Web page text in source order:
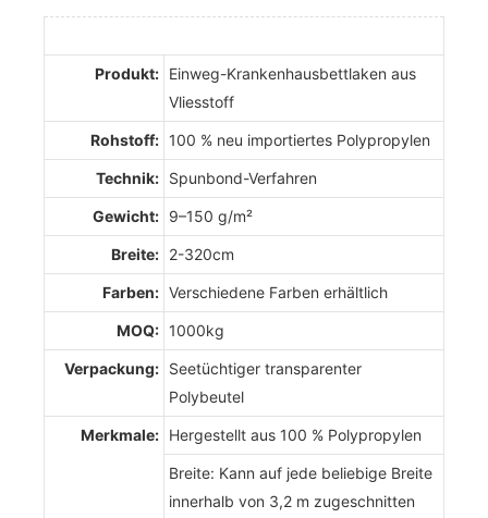
Produkt: Einweg-Krankenhausbettlaken aus
Vliesstoff
Rohstoff: 100 % neu importiertes Polypropylen
Technik: Spunbond-Verfahren
Gewicht: 9–150 g/m²
Breite: 2-320cm
Farben: Verschiedene Farben erhältlich
MOQ: 1000kg
Verpackung: Seetüchtiger transparenter
Polybeutel
Merkmale: Hergestellt aus 100 % Polypropylen
Breite: Kann auf jede beliebige Breite
innerhalb von 3,2 m zugeschnitten